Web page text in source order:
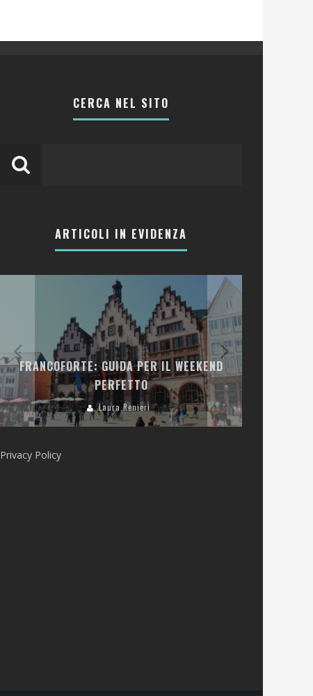
CERCA NEL SITO
ARTICOLI IN EVIDENZA
FRANCOFORTE: GUIDA PER IL WEEKEND
PERFETTO
Laura Renieri
Privacy Policy